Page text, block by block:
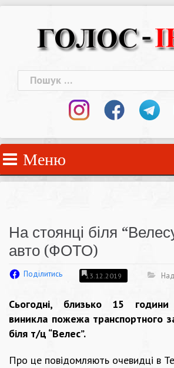
Пошук:
Меню
На стоянці біля
авто (ФОТО)
Поділитись 13.12.2019
Сьогодні, близько 15
виникла пожежа транспортного
біля т/ц “Велес”.
Про це повідомляють очевидці в